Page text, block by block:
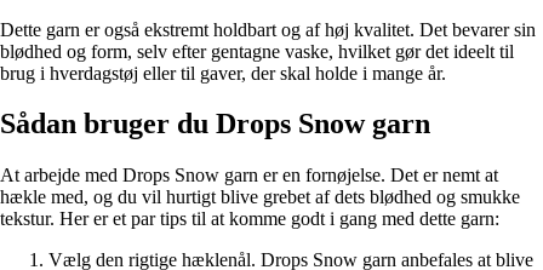
Dette garn er også ekstremt holdbart og af høj kvalitet. Det bevarer sin
blødhed og form, selv efter gentagne vaske, hvilket gør det ideelt til
brug i hverdagstøj eller til gaver, der skal holde i mange år.
Sådan bruger du Drops Snow garn
At arbejde med Drops Snow garn er en fornøjelse. Det er nemt at
hækle med, og du vil hurtigt blive grebet af dets blødhed og smukke
tekstur. Her er et par tips til at komme godt i gang med dette garn:
Vælg den rigtige hæklenål. Drops Snow garn anbefales at blive